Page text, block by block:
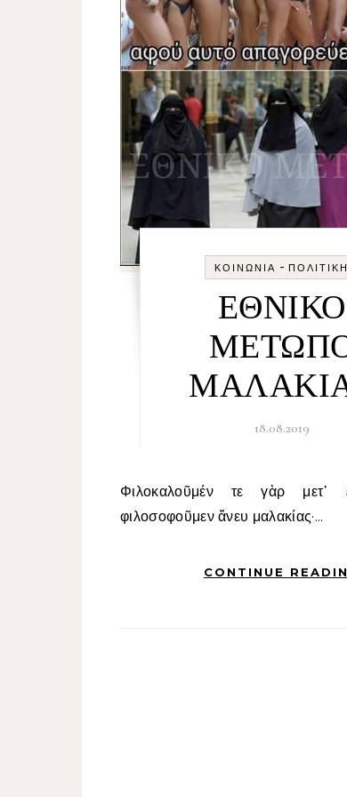
ΚΟΙΝΩΝΊΑ - ΠΟΛΙΤΙΚΉ
ΕΘΝΙΚΟ
18.08.2019
Φιλοκαλοῦμέν τε γὰρ μετ᾽ εὐτελείας καὶ
φιλοσοφοῦμεν ἄνευ μαλακίας·...
CONTINUE